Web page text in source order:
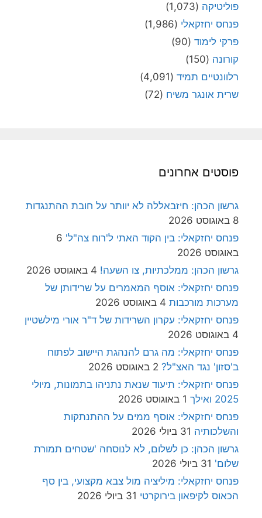
פוליטיקה (1,073)
פנחס יחזקאלי (1,986)
פרקי לימוד (90)
קורונה (150)
רלוונטיים תמיד (4,091)
שרית אונגר משיח (72)
פוסטים אחרונים
גרשון הכהן: חיזבאללה לא יוותר על חובת ההתנגדות
8 באוגוסט 2026
פנחס יחזקאלי: בין הקוד האתי ל'רוח צה"ל' 6
באוגוסט 2026
גרשון הכהן: ממלכתיות, צו השעה! 4 באוגוסט 2026
פנחס יחזקאלי: אוסף המאמרים על שרידותן של
מערכות מורכבות 4 באוגוסט 2026
פנחס יחזקאלי: עקרון השרידות של ד"ר אורי מילשטיין
4 באוגוסט 2026
פנחס יחזקאלי: מה גרם להנהגת היישוב לפתוח
ב'סזון' נגד האצ"ל? 2 באוגוסט 2026
פנחס יחזקאלי: תיעוד שנאת נתניהו בתמונות, מיולי
2025 ואילך
1 באוגוסט 2026
פנחס יחזקאלי: אוסף ממים על ההתנתקות
והשלכותיה 31 ביולי 2026
גרשון הכהן: כן לשלום, לא לנוסחה 'שטחים תמורת
שלום' 31 ביולי 2026
פנחס יחזקאלי: מיליציה מול צבא מקצועי, בין סף
הכאוס לקיפאון בירוקרטי 31 ביולי 2026